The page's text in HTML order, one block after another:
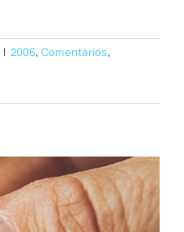
| 2006, Comentários,